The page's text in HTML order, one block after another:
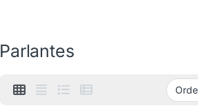
Parlantes